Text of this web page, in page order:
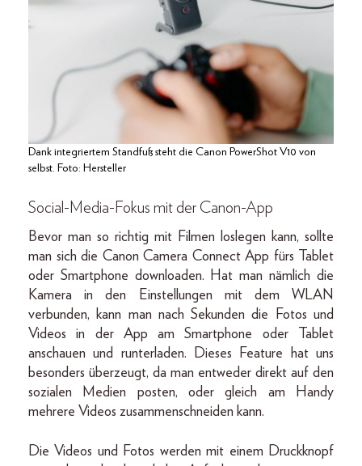
Dank integriertem Standfuß steht die Canon PowerShot V10 von
selbst. Foto: Hersteller
Social-Media-Fokus mit der Canon-App
Bevor man so richtig mit Filmen loslegen kann, sollte
man sich die Canon Camera Connect App fürs Tablet
oder Smartphone downloaden. Hat man nämlich die
Kamera in den Einstellungen mit dem WLAN
verbunden, kann man nach Sekunden die Fotos und
Videos in der App am Smartphone oder Tablet
anschauen und runterladen. Dieses Feature hat uns
besonders überzeugt, da man entweder direkt auf den
sozialen Medien posten, oder gleich am Handy
mehrere Videos zusammenschneiden kann.
Die Videos und Fotos werden mit einem Druckknopf